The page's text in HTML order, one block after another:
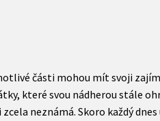
části mohou mít svoji
které svou nádherou stále
neznámá. Skoro každý